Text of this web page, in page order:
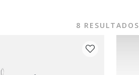
8 RESULTADOS